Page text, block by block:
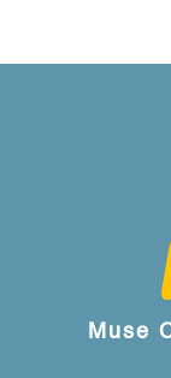
Muse